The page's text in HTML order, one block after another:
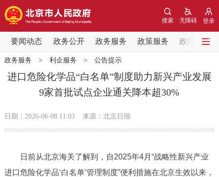
登录
无障碍
搜索
要闻动态 政务公开 政务服务 政策服务 政民互动
要闻动态
党中央精神 国务院信息
北京要闻 会议信息 部门动态
市领导 机构职能 政策服务
政务服务 > 利企服务 > 公告提示
进口危险化学品“白名单”制度助力新兴产业发展
9家首批试点企业通关降本超30%
日期：2026-06-08 11:03 来源：北京日报
日前从北京海关了解到，自2025年4月“战略性新兴产业
进口危险化学品‘白名单’管理制度”便利措施在北京生效以来，